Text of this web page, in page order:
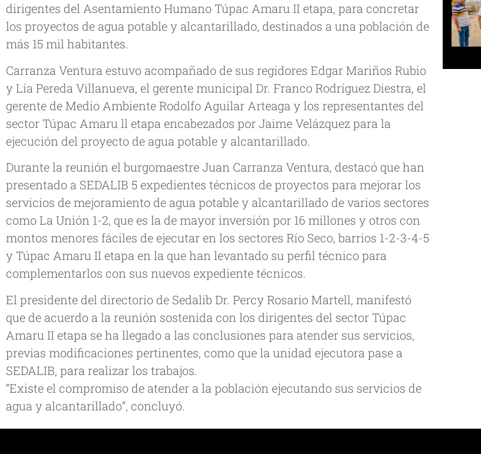
dirigentes del Asentamiento Humano Túpac Amaru II etapa, para concretar
los proyectos de agua potable y alcantarillado, destinados a una población de
más 15 mil habitantes.
Carranza Ventura estuvo acompañado de sus regidores Edgar Mariños Rubio
y Lía Pereda Villanueva, el gerente municipal Dr. Franco Rodríguez Diestra, el
gerente de Medio Ambiente Rodolfo Aguilar Arteaga y los representantes del
sector Túpac Amaru ll etapa encabezados por Jaime Velázquez para la
ejecución del proyecto de agua potable y alcantarillado.
Durante la reunión el burgomaestre Juan Carranza Ventura, destacó que han
presentado a SEDALIB 5 expedientes técnicos de proyectos para mejorar los
servicios de mejoramiento de agua potable y alcantarillado de varios sectores
como La Unión 1-2, que es la de mayor inversión por 16 millones y otros con
montos menores fáciles de ejecutar en los sectores Río Seco, barrios 1-2-3-4-5
y Túpac Amaru II etapa en la que han levantado su perfil técnico para
complementarlos con sus nuevos expediente técnicos.
El presidente del directorio de Sedalib Dr. Percy Rosario Martell, manifestó
que de acuerdo a la reunión sostenida con los dirigentes del sector Túpac
Amaru II etapa se ha llegado a las conclusiones para atender sus servicios,
previas modificaciones pertinentes, como que la unidad ejecutora pase a
SEDALIB, para realizar los trabajos.
“Existe el compromiso de atender a la población ejecutando sus servicios de
agua y alcantarillado”, concluyó.